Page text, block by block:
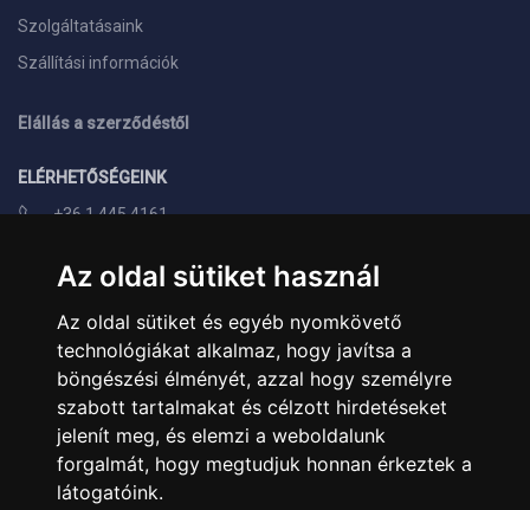
Az oldal sütiket használ
Az oldal sütiket és egyéb nyomkövető
technológiákat alkalmaz, hogy javítsa a
böngészési élményét, azzal hogy személyre
szabott tartalmakat és célzott hirdetéseket
jelenít meg, és elemzi a weboldalunk
forgalmát, hogy megtudjuk honnan érkeztek a
látogatóink.
Szolgáltatásaink
Szállítási információk
Elállás a szerződéstől
ELÉRHETŐSÉGEINK
+36 1 445 4161
info@landcomputer.hu
1148 Budapest, Nagy Lajos király útja 24.
Nyitvatartás és kapcsolat
PARTNEREINK
Árukereső.hu